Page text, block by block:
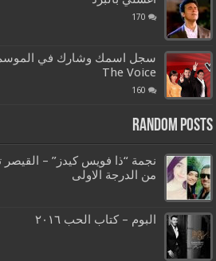
170
سجل اسمك وشارك في
The Voice
160
Random Posts
نجمة “ذا فويس كيدز” – القيصر
من الدرجة الاولى
البوم – كتاب الحب ٢٠١٦